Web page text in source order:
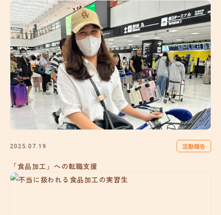
2025.07.19 活動報告
「食品加工」への転職支援